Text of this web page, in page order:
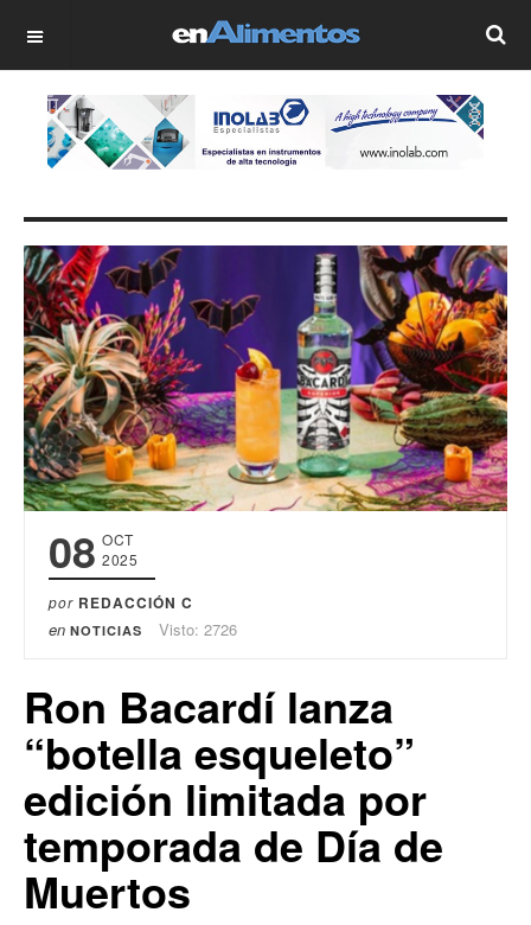
OFF CANVAS
08 OCT
2025
por REDACCIÓN C
en NOTICIAS Visto: 2726
Ron Bacardí lanza
“botella esqueleto”
edición limitada por
temporada de Día de
Muertos